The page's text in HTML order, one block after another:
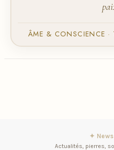
ÂME & CONSCIENCE ·
✦
Actualités, pierres,